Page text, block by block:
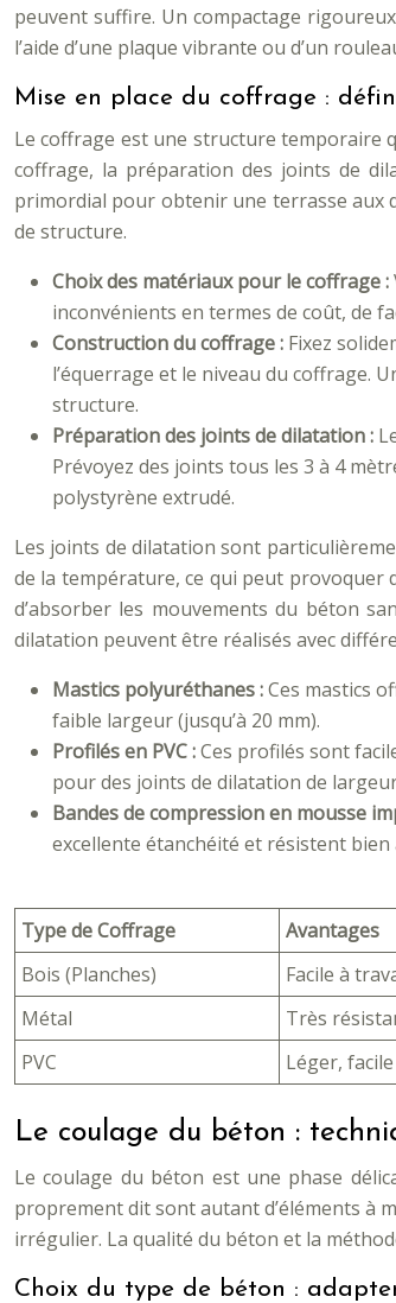
peuvent suffire. Un compactage
l’aide d’une plaque vibrante ou d’un
Mise en place du coffrage :
Le coffrage est une structure temporaire
coffrage, la préparation des joints de
primordial pour obtenir une terrasse aux
de structure.
Choix des matériaux pour le coffrage :
inconvénients en termes de coût, de
Construction du coffrage : Fixez
l’équerrage et le niveau du coffrage.
structure.
Préparation des joints de dilatation :
Prévoyez des joints tous les 3 à 4
polystyrène extrudé.
Les joints de dilatation sont
de la température, ce qui peut provoquer
d’absorber les mouvements du béton
dilatation peuvent être réalisés avec
Mastics polyuréthanes :Ces mastics
faible largeur (jusqu’à 20 mm).
Profilés en PVC :Ces profilés sont
pour des joints de dilatation de
Bandes de compression en mousse
excellente étanchéité et résistent
Type de Coffrage Avantages
Bois (Planches)
Facile à
Métal
Très
PVC
Léger,
Le coulage du béton :
Le coulage du béton est une phase
proprement dit sont autant d’éléments à
irrégulier. La qualité du béton et la
Choix du type de béton :